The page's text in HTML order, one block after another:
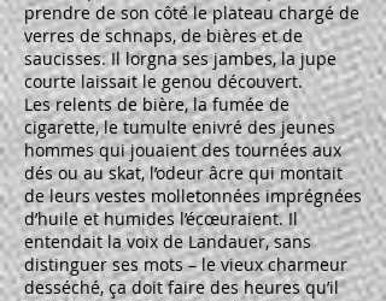
prendre de son côté le plateau chargé de
verres de schnaps, de bières et de
saucisses. Il lorgna ses jambes, la jupe
courte laissait le genou découvert.
Les relents de bière, la fumée de
cigarette, le tumulte enivré des jeunes
hommes qui jouaient des tournées aux
dés ou au skat, l’odeur âcre qui montait
de leurs vestes molletonnées imprégnées
d’huile et humides l’écœuraient. Il
entendait la voix de Landauer, sans
distinguer ses mots – le vieux charmeur
desséché, ça doit faire des heures qu’il